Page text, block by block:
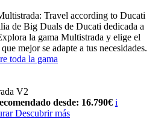
Travel according to Ducati
de Big Duals de Ducati dedicada a
la gama Multistrada y elige el
mejor se adapte a tus necesidades.
toda la gama
V2
desde: 16.790€ i
Descubrir más